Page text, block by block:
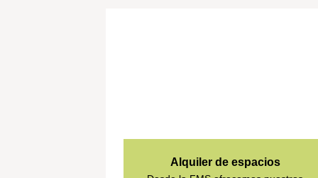
Alquiler de espacios